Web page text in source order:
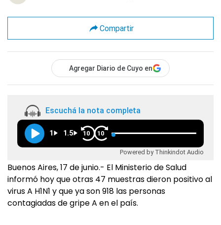
Compartir
Agregar Diario de Cuyo en
Escuchá la nota completa
1 1.5 10 10
Powered by Thinkindot Audio
Buenos Aires, 17 de junio.- El Ministerio de Salud
informó hoy que otras 47 muestras dieron positivo al
virus A H1N1 y que ya son 918 las personas
contagiadas de gripe A en el país.